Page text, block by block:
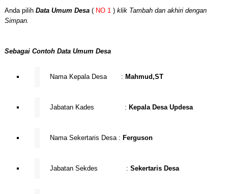
Anda pilih Data Umum Desa( NO 1 ) klik Tambah dan akhiri dengan
Simpan.
Sebagai Contoh Data Umum Desa
Nama Kepala Desa : Mahmud,ST
Jabatan Kades : Kepala Desa Updesa
Nama Sekertaris Desa : Ferguson
Jabatan Sekdes : Sekertaris Desa